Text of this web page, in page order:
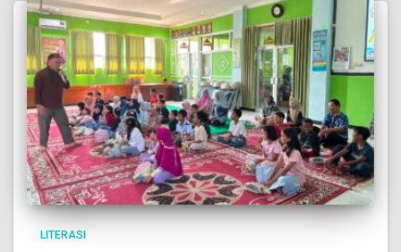
LITERASI